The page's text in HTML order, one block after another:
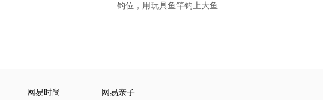
钓位，用玩具鱼竿钓上大鱼
网易时尚 网易亲子